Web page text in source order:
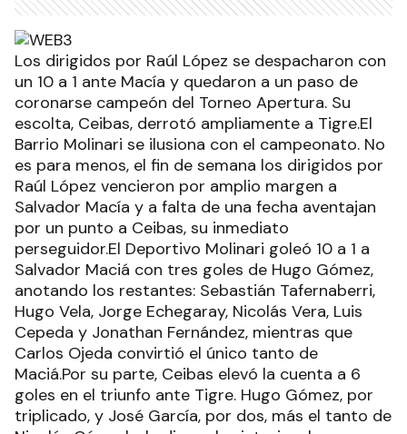
Los dirigidos por Raúl López se despacharon con
un 10 a 1 ante Macía y quedaron a un paso de
coronarse campeón del Torneo Apertura. Su
escolta, Ceibas, derrotó ampliamente a Tigre.El
Barrio Molinari se ilusiona con el campeonato. No
es para menos, el fin de semana los dirigidos por
Raúl López vencieron por amplio margen a
Salvador Macía y a falta de una fecha aventajan
por un punto a Ceibas, su inmediato
perseguidor.El Deportivo Molinari goleó 10 a 1 a
Salvador Maciá con tres goles de Hugo Gómez,
anotando los restantes: Sebastián Tafernaberri,
Hugo Vela, Jorge Echegaray, Nicolás Vera, Luis
Cepeda y Jonathan Fernández, mientras que
Carlos Ojeda convirtió el único tanto de
Maciá.Por su parte, Ceibas elevó la cuenta a 6
goles en el triunfo ante Tigre. Hugo Gómez, por
triplicado, y José García, por dos, más el tanto de